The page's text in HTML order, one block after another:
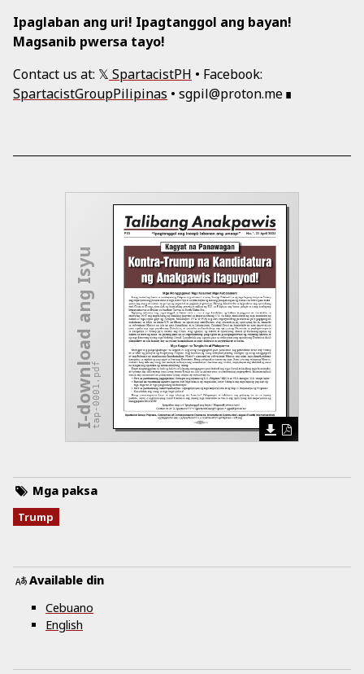
Ipaglaban ang uri! Ipagtanggol ang bayan!
Magsanib pwersa tayo!
Contact us at: 𝕏 SpartacistPH • Facebook:
SpartacistGroupPilipinas • sgpil@proton.me
I-download ang Isyutap-0001.pdf
Mga paksa
Trump
Available din
Cebuano
English